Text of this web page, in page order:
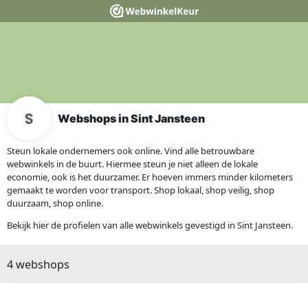
Webshops in Sint Jansteen
Steun lokale ondernemers ook online. Vind alle betrouwbare
webwinkels in de buurt. Hiermee steun je niet alleen de lokale
economie, ook is het duurzamer. Er hoeven immers minder kilometers
gemaakt te worden voor transport. Shop lokaal, shop veilig, shop
duurzaam, shop online.
Bekijk hier de profielen van alle webwinkels gevestigd in Sint Jansteen.
4 webshops